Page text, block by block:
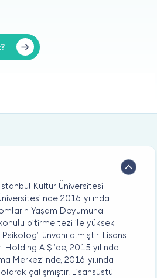
Kültür Üniversitesi
2016 yılında
Yaşam Doyumuna
bitirme tezi ile yüksek
ünvanı almıştır. Lisans
A.Ş.’de, 2015 yılında
Merkezi’nde, 2016 yılında
çalışmıştır. Lisansüstü